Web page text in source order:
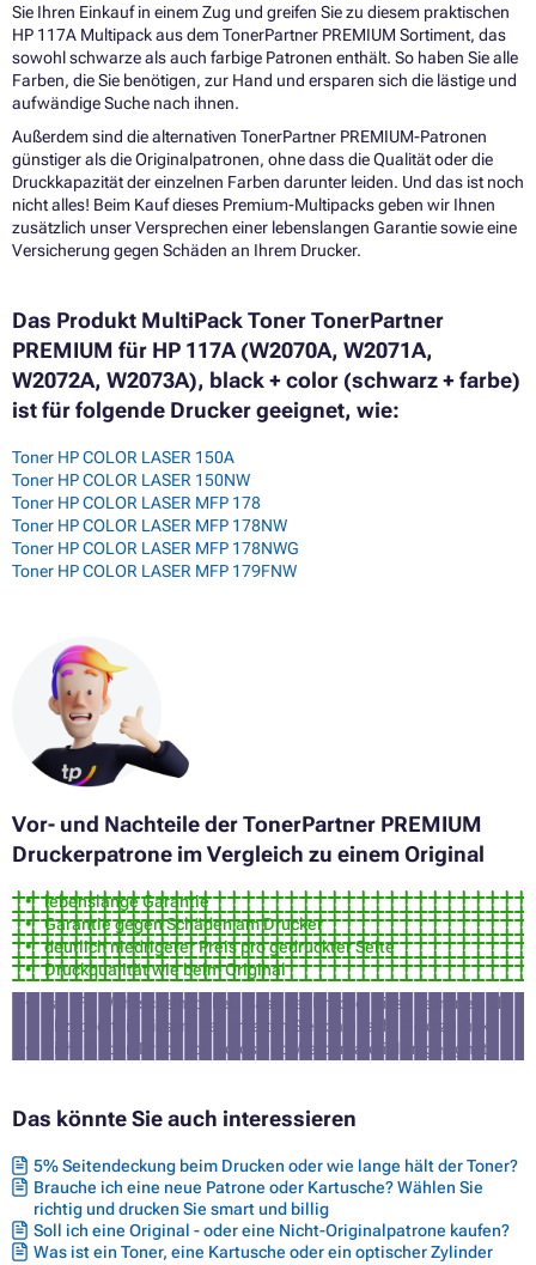
Sie Ihren Einkauf in einem Zug und greifen Sie zu diesem praktischen
HP 117A Multipack aus dem TonerPartner PREMIUM Sortiment, das
sowohl schwarze als auch farbige Patronen enthält. So haben Sie alle
Farben, die Sie benötigen, zur Hand und ersparen sich die lästige und
aufwändige Suche nach ihnen.
Außerdem sind die alternativen TonerPartner PREMIUM-Patronen
günstiger als die Originalpatronen, ohne dass die Qualität oder die
Druckkapazität der einzelnen Farben darunter leiden. Und das ist noch
nicht alles! Beim Kauf dieses Premium-Multipacks geben wir Ihnen
zusätzlich unser Versprechen einer lebenslangen Garantie sowie eine
Versicherung gegen Schäden an Ihrem Drucker.
Das Produkt MultiPack Toner TonerPartner
PREMIUM für HP 117A (W2070A, W2071A,
W2072A, W2073A), black + color (schwarz + farbe)
ist für folgende Drucker geeignet, wie:
Toner HP COLOR LASER 150A
Toner HP COLOR LASER 150NW
Toner HP COLOR LASER MFP 178
Toner HP COLOR LASER MFP 178NW
Toner HP COLOR LASER MFP 178NWG
Toner HP COLOR LASER MFP 179FNW
Vor- und Nachteile der TonerPartner PREMIUM
Druckerpatrone im Vergleich zu einem Original
lebenslange Garantie
Garantie gegen Schäden am Drucker
deutlich niedrigerer Preis pro gedruckter Seite
Druckqualität wie beim Original
ca. 3% Wahrscheinlichkeit, dass der Drucker diese Patrone nicht
akzeptiert (in diesem Fall erhalten Sie von uns Ihr Geld zurück)
nicht für den Druck von Fotos und Werbematerialien geeignet
Das könnte Sie auch interessieren
5% Seitendeckung beim Drucken oder wie lange hält der Toner?
Brauche ich eine neue Patrone oder Kartusche? Wählen Sie
richtig und drucken Sie smart und billig
Soll ich eine Original - oder eine Nicht-Originalpatrone kaufen?
Was ist ein Toner, eine Kartusche oder ein optischer Zylinder